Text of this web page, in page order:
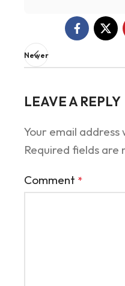
Newer
LEAVE A REPLY
Your email address
Required fields are
Comment *